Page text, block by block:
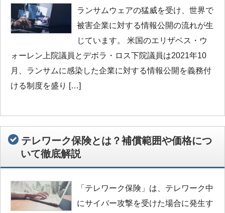
ランサムウェアの猛威を受け、世界で
被害企業に対する情報公開の流れが生
じています。 米国のエリザベス・ウ
ォーレン上院議員とデボラ・ロス下院議員は2021年10
月、ランサムに感染した企業に対する情報公開を義務付
ける制度を盛り […]
テレワーク保険とは？補償範囲や価格につ
いて徹底解説
「テレワーク保険」は、テレワーク中
にサイバー攻撃を受けた場合に発生す